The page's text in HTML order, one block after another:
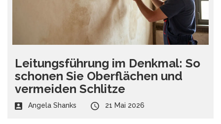
Leitungsführung im Denkmal: So
schonen Sie Oberflächen und
vermeiden Schlitze
Angela Shanks 21 Mai 2026